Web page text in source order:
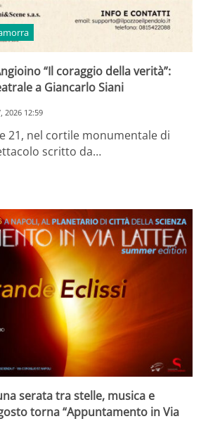
“Il coraggio della verità”:
a Giancarlo Siani
2026 12:59
21, nel cortile monumentale di
scritto da…
serata tra stelle, musica e
torna “Appuntamento in Via